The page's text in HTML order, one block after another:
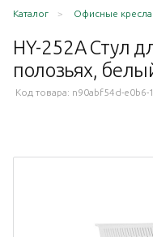
Каталог Офисные кресла
HY-252A Стул
полозьях,
Код товара: n90abf54d-e0b6-